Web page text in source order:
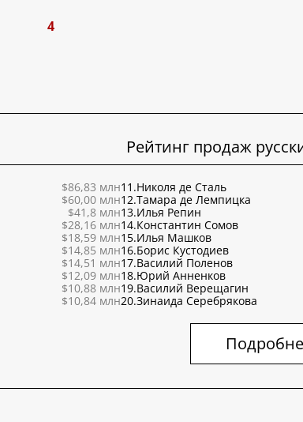
4
Рейтинг продаж
$86,83 млн
$60,00 млн
$41,8 млн
$28,16 млн
$18,59 млн
$14,85 млн
$14,51 млн
$12,09 млн
$10,88 млн
$10,84 млн
11.Николя де Сталь
12.Тамара де Лемпицка
13.Илья Репин
14.Константин Сомов
15.Илья Машков
16.Борис Кустодиев
17.Василий Поленов
18.Юрий Анненков
19.Василий Верещагин
20.Зинаида Серебрякова